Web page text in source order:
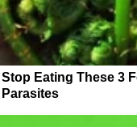
Stop Eating These 3
Parasites